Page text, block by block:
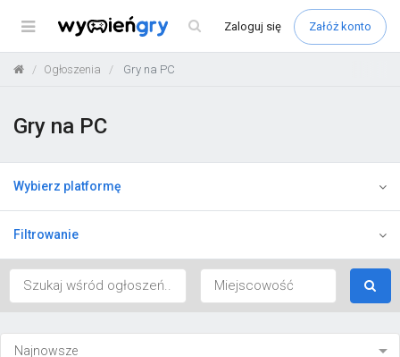
Menu Zaloguj się Załóż konto
Ogłoszenia Gry na PC
Gry na PC
Wybierz platformę
Filtrowanie